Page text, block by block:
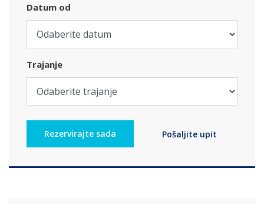
Datum od
Trajanje